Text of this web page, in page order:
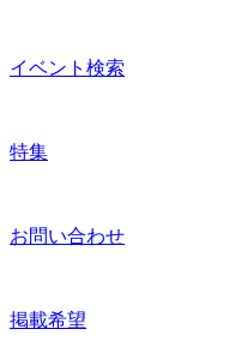
イベント検索
特集
お問い合わせ
掲載希望